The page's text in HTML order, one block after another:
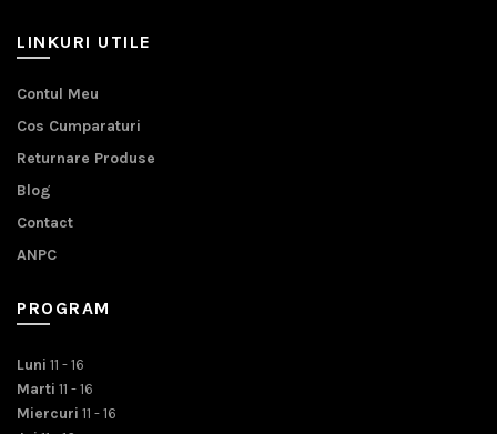
LINKURI UTILE
Contul Meu
Cos Cumparaturi
Returnare Produse
Blog
Contact
ANPC
PROGRAM
Luni 11 - 16
Marti 11 - 16
Miercuri 11 - 16